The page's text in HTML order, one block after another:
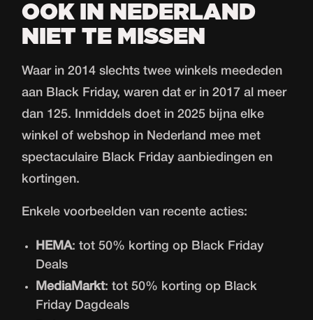
OOK IN NEDERLAND
NIET TE MISSEN
Waar in 2014 slechts twee winkels meededen
aan Black Friday, waren dat er in 2017 al meer
dan 125. Inmiddels doet in 2025 bijna elke
winkel of webshop in Nederland mee met
spectaculaire Black Friday aanbiedingen en
kortingen.
Enkele voorbeelden van recente acties:
HEMA: tot 50% korting op Black Friday
Deals
MediaMarkt: tot 50% korting op Black
Friday Dagdeals